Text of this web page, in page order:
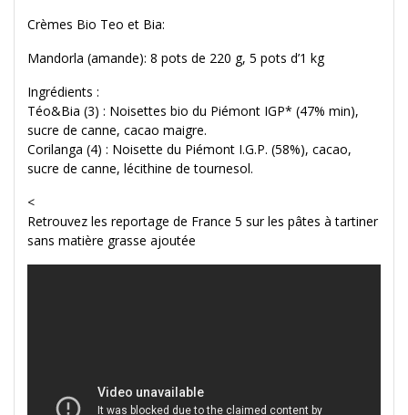
Crèmes Bio Teo et Bia:
Mandorla (amande): 8 pots de 220 g, 5 pots d’1 kg
Ingrédients :
Téo&Bia (3) : Noisettes bio du Piémont IGP* (47% min),
sucre de canne, cacao maigre.
Corilanga (4) : Noisette du Piémont I.G.P. (58%), cacao,
sucre de canne, lécithine de tournesol.
<
Retrouvez les reportage de France 5 sur les pâtes à tartiner
sans matière grasse ajoutée